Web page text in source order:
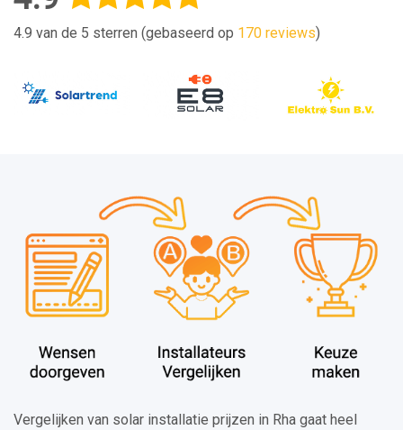
4.9 van de 5 sterren (gebaseerd op 170 reviews)
Vergelijken van solar installatie prijzen in Rha gaat heel